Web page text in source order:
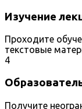
Изучение
Проходите
текстовые
4
Получите